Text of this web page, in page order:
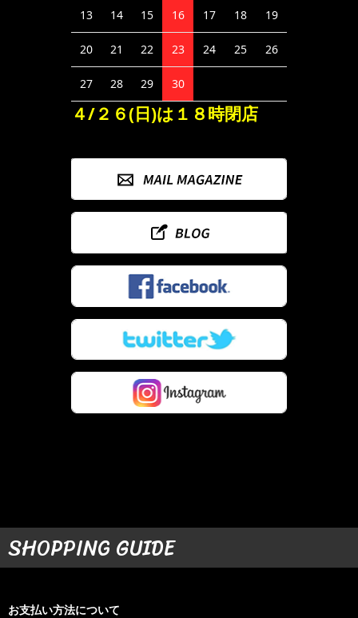
13 14 15 16 17 18 19
20 21 22 23 24 25 26
27 28 29 30
４/２６(日)は１８時閉店
SHOPPING GUIDE
お支払い方法について